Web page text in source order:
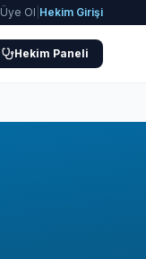
Üye Ol Hekim Girişi
Hekim Paneli